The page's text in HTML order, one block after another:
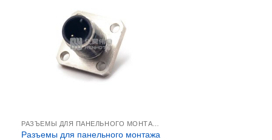
Разъемы для панельного монтажа